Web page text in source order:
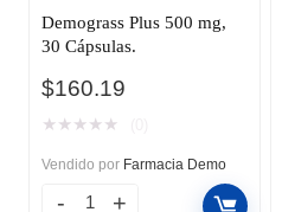
Demograss Plus 500 mg,
30 Cápsulas.
$160.19
★ ★ ★ ★ ★
Vendido por Farmacia Demo